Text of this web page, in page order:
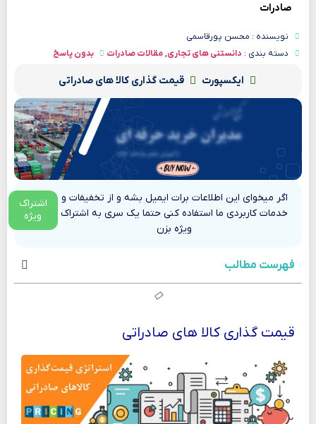
صادرات
نویسنده : محسن پورقاسمی
دسته بندی : دانستنی های تجاری,مقالات صادرات بدون پاسخ
ایکسپورت قیمت گذاری کالا های صادراتی
اگر میخوای این اطلاعات برات ایمیل بشه و از تخفیفات و
خدمات کاربردی ما استفاده کنی حتما یک سری به اشتراک
ویژه بزن
اشتراک
ویژه
فهرست مطالب
قیمت گذاری کالا های صادراتی